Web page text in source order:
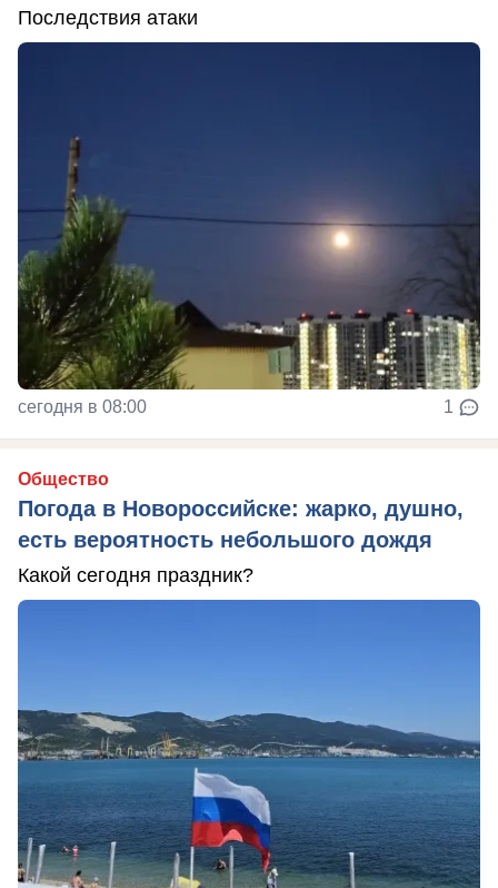
Последствия атаки
сегодня в 08:00 1
Общество
Погода в Новороссийске: жарко, душно,
есть вероятность небольшого дождя
Какой сегодня праздник?